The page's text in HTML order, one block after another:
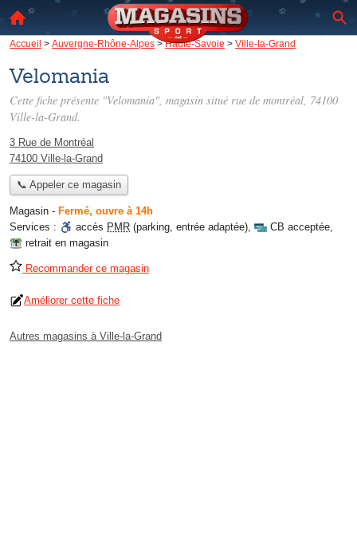
Accueil > Auvergne-Rhône-Alpes >Haute-Savoie > Ville-la-Grand
Velomania
Cette fiche présente "Velomania", magasin situé rue de montréal, 74100
Ville-la-Grand.
3 Rue de Montréal
74100 Ville-la-Grand
📞 Appeler ce magasin
Magasin - Fermé, ouvre à 14h
Services :
accès PMR (parking, entrée adaptée), CB acceptée,
retrait en magasin
Recommander ce magasin
Améliorer cette fiche
Autres magasins à Ville-la-Grand